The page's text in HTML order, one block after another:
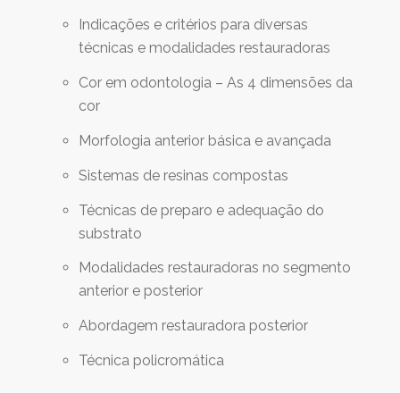
Indicações e critérios para diversas
técnicas e modalidades restauradoras
Cor em odontologia – As 4 dimensões da
cor
Morfologia anterior básica e avançada
Sistemas de resinas compostas
Técnicas de preparo e adequação do
substrato
Modalidades restauradoras no segmento
anterior e posterior
Abordagem restauradora posterior
Técnica policromática